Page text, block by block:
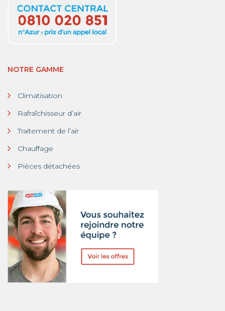
NOTRE GAMME
Climatisation
Rafraîchisseur d’air
Traitement de l’air
Chauffage
Pièces détachées